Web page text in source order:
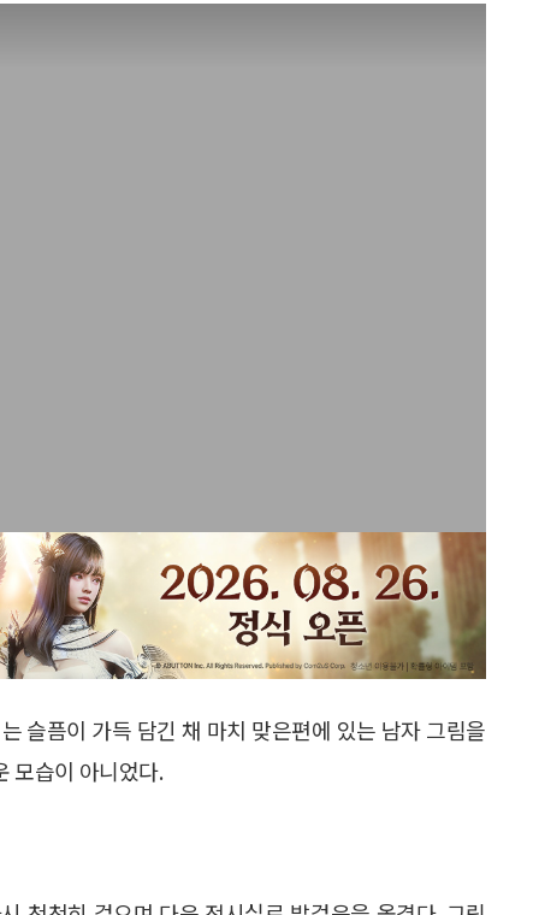
슬픔이 가득 담긴 채 마치 맞은편에 있는 남자 그림을
모습이 아니었다.